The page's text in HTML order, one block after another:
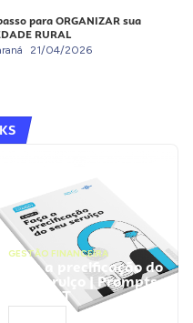
para ORGANIZAR sua
RURAL
21/04/2026
GESTÃO FINANCEIRA
Faça a precificação do
seu serviço | Prompts
ChatGPT